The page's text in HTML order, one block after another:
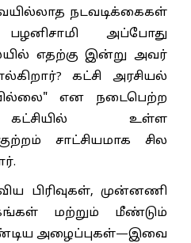
நடவடிக்கைகள்
பழனிசாமி அப்போது
எதற்கு இன்று அவர்
கட்சி அரசியல்
என நடைபெற்ற
கட்‌சியில் உள்ள
சாட்சியமாக சில
பிரிவுகள், முன்னணி
மற்றும் மீண்டும்
அழைப்புகள்—இவை